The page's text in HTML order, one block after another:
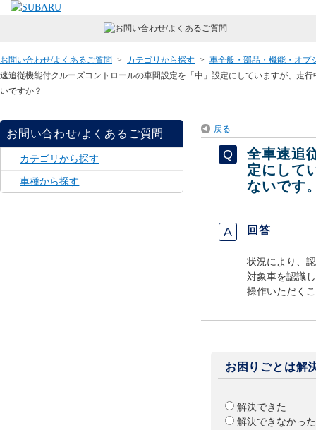
お問い合わせ/よくあるご質問 > カテゴリから探す > 車全般・部品・機能・オプ
速追従機能付クルーズコントロールの車間設定を「中」設定にしていますが、走
いですか？
お問い合わせ/よくあるご質問
カテゴリから探す
車種から探す
戻る
全車速追
定にして
ないです
回答
状況により、
対象車を認識
操作いただく
お困りごとは解
解決できた
解決できなかった